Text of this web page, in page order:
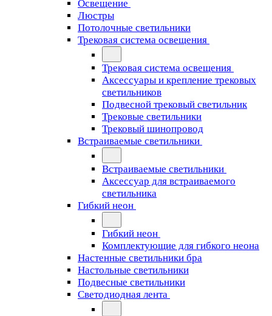
Освещение
Люстры
Потолочные светильники
Трековая система освещения
Трековая система освещения
Аксессуары и крепление трековых
светильников
Подвесной трековый светильник
Трековые светильники
Трековый шинопровод
Встраиваемые светильники
Встраиваемые светильники
Аксессуар для встраиваемого
светильника
Гибкий неон
Гибкий неон
Комплектующие для гибкого неона
Настенные светильники бра
Настольные светильники
Подвесные светильники
Светодиодная лента